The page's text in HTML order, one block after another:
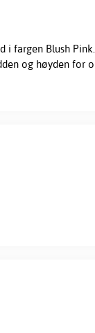
i fargen Blush
og høyden for